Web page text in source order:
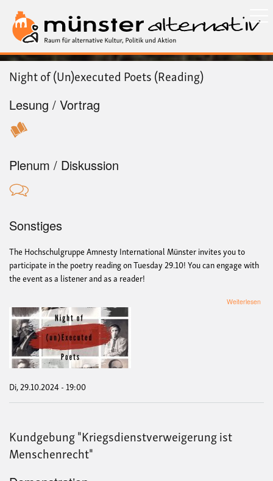
zum
Inhalt
Night of (Un)executed Poets (Reading)
Lesung / Vortrag
Plenum / Diskussion
Sonstiges
The Hochschulgruppe Amnesty International Münster invites you to
participate in the poetry reading on Tuesday 29.10! You can engage with
the event as a listener and as a reader!
Weiterlesen
Di, 29.10.2024 - 19:00
Kundgebung "Kriegsdienstverweigerung ist
Menschenrecht"